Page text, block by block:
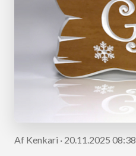
Af Kenkari · 20.11.2025 08:38